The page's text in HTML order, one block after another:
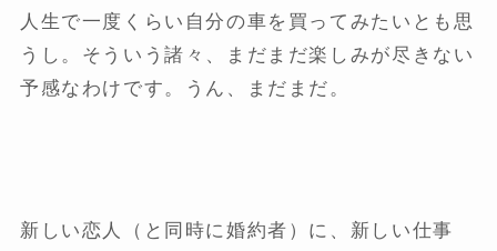
人生で一度くらい自分の車を買ってみたいとも思
うし。そういう諸々、まだまだ楽しみが尽きない
予感なわけです。うん、まだまだ。
新しい恋人（と同時に婚約者）に、新しい仕事